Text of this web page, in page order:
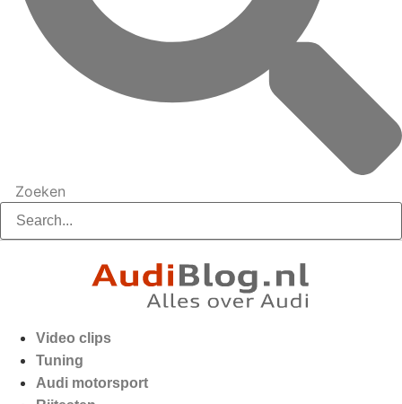
Zoeken
Video clips
Tuning
Audi motorsport